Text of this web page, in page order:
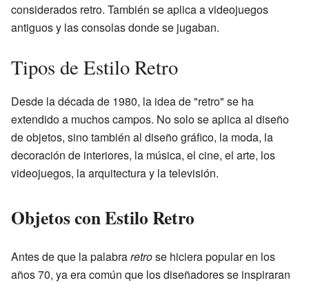
considerados retro. También se aplica a videojuegos
antiguos y las consolas donde se jugaban.
Tipos de Estilo Retro
Desde la década de 1980, la idea de "retro" se ha
extendido a muchos campos. No solo se aplica al diseño
de objetos, sino también al diseño gráfico, la moda, la
decoración de interiores, la música, el cine, el arte, los
videojuegos, la arquitectura y la televisión.
Objetos con Estilo Retro
Antes de que la palabraretrose hiciera popular en los
años 70, ya era común que los diseñadores se inspiraran